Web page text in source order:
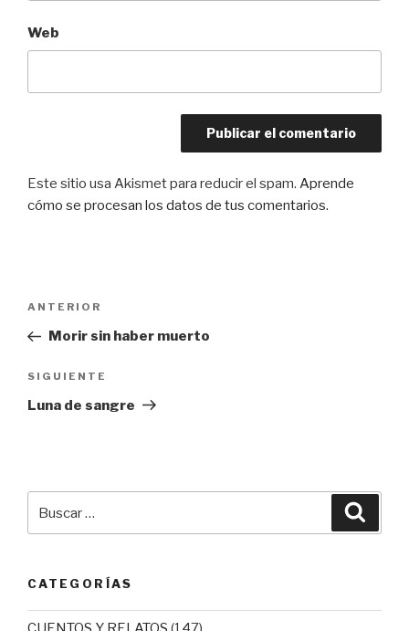
Web
Este sitio usa Akismet para reducir el spam. Aprende
cómo se procesan los datos de tus comentarios.
entradas
Entrada
anterior:
ANTERIOR
Morir sin haber muerto
Siguiente
entrada
SIGUIENTE
Luna de sangre
por:
CATEGORÍAS